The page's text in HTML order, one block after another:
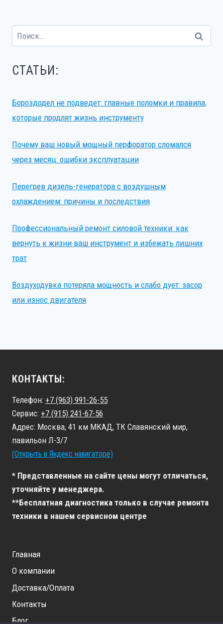
Найти:
СТАТЬИ:
Бороздодел не подведет: главные поломки и правила,
которые продлят жизнь инструменту
Почему ваш новый мощный перфоратор сломался
через месяц: ошибки эксплуатации
Перегрев дизель-генератора с воздушным
охлаждением: причины и последствия
Профессиональный ремонт силовой техники: как
вернуть к жизни ваш инструмент и избежать лишних
трат
Воздуходувка потеряла мощность и слабо дует: засор
или износ двигателя
КОНТАКТЫ:
Телефон: +7 (963) 991-26-55
Сервис: +7 (915) 241-67-56
Адрес: Москва, 41 км МКАД, ТК Славянский мир,
павильон Л-3/7
(Открыть в Яндекс навигаторе)
* Представленные на сайте цены могут отличаться,
уточняйте у менеджера.
**Бесплатная диагностика только в случае ремонта
техники в нашем сервисном центре
Главная
О компании
Доставка/Оплата
Контакты
Блог